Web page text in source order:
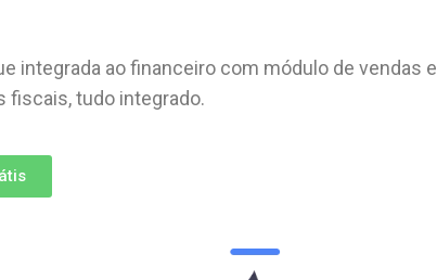
integrada ao financeiro com módulo de vendas e
fiscais, tudo integrado.